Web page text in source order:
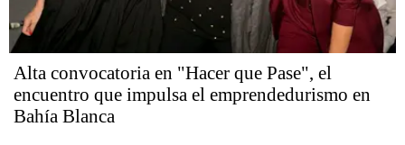
Alta convocatoria en "Hacer que Pase", el
encuentro que impulsa el emprendedurismo en
Bahía Blanca